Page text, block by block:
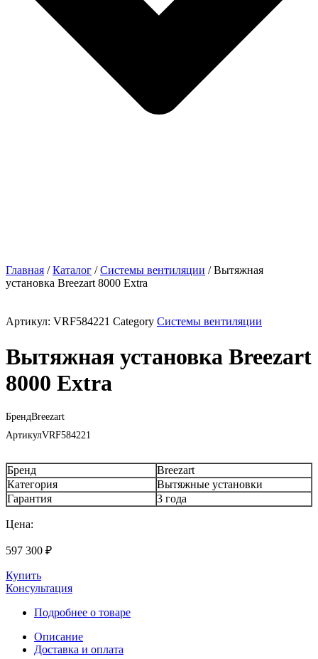
Главная /Каталог /Системы вентиляции / Вытяжная
установка Breezart 8000 Extra
Артикул: VRF584221 Category Системы вентиляции
Вытяжная установка Breezart
8000 Extra
БрендBreezart
АртикулVRF584221
Бренд
Breezart
Категория
Вытяжные установки
Гарантия
3 года
Цена:
597 300 ₽
Купить
Консультация
Подробнее о товаре
Описание
Доставка и оплата